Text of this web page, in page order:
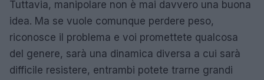
Tuttavia, manipolare non è mai davvero una buona
idea. Ma se vuole comunque perdere peso,
riconosce il problema e voi promettete qualcosa
del genere, sarà una dinamica diversa a cui sarà
difficile resistere, entrambi potete trarne grandi